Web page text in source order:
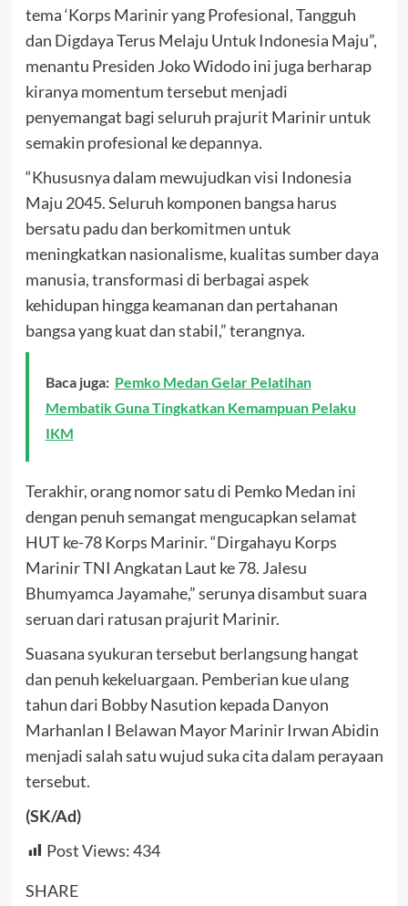
tema ‘Korps Marinir yang Profesional, Tangguh
dan Digdaya Terus Melaju Untuk Indonesia Maju”,
menantu Presiden Joko Widodo ini juga berharap
kiranya momentum tersebut menjadi
penyemangat bagi seluruh prajurit Marinir untuk
semakin profesional ke depannya.
“Khususnya dalam mewujudkan visi Indonesia
Maju 2045. Seluruh komponen bangsa harus
bersatu padu dan berkomitmen untuk
meningkatkan nasionalisme, kualitas sumber daya
manusia, transformasi di berbagai aspek
kehidupan hingga keamanan dan pertahanan
bangsa yang kuat dan stabil,” terangnya.
Baca juga: Pemko Medan Gelar Pelatihan
Membatik Guna Tingkatkan Kemampuan Pelaku
IKM
Terakhir, orang nomor satu di Pemko Medan ini
dengan penuh semangat mengucapkan selamat
HUT ke-78 Korps Marinir. “Dirgahayu Korps
Marinir TNI Angkatan Laut ke 78. Jalesu
Bhumyamca Jayamahe,” serunya disambut suara
seruan dari ratusan prajurit Marinir.
Suasana syukuran tersebut berlangsung hangat
dan penuh kekeluargaan. Pemberian kue ulang
tahun dari Bobby Nasution kepada Danyon
Marhanlan I Belawan Mayor Marinir Irwan Abidin
menjadi salah satu wujud suka cita dalam perayaan
tersebut.
(SK/Ad)
Post Views:434
SHARE